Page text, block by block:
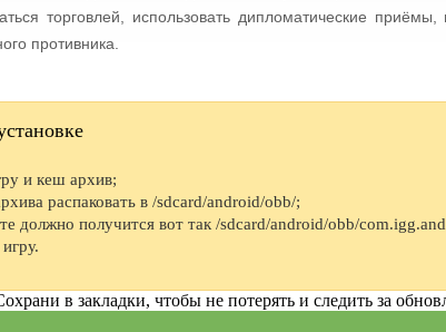
торговлей, использовать дипломатические
противника.
и кеш архив;
распаковать в /sdcard/android/obb/;
должно получится вот так /sdcard/android/obb/
в закладки, чтобы не потерять и следить за